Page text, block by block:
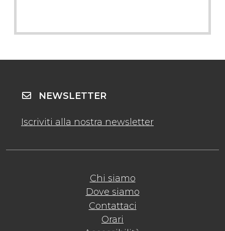
Chi siamo
Dove siamo
Contattaci
Orari
NEWSLETTER
Iscriviti alla nostra newsletter